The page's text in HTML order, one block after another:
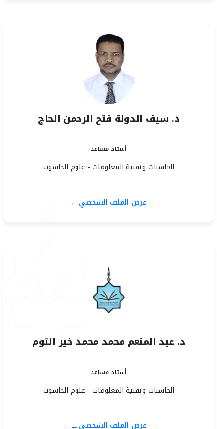
د. سيف الدولة فتح الرحمن الحاج
أستاذ مساعد
الحاسبات وتقنية المعلومات - علوم الحاسوب
عرض الملف الشخصي←
د. عبد المنعم محمد محمد خير التوم
أستاذ مساعد
الحاسبات وتقنية المعلومات - علوم الحاسوب
عرض الملف الشخصي←